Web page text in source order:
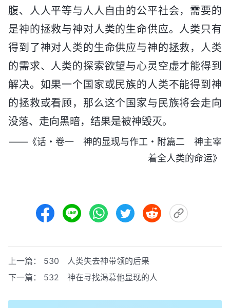
腹、人人平等与人人自由的公平社会，需要的
是神的拯救与神对人类的生命供应。人类只有
得到了神对人类的生命供应与神的拯救，人类
的需求、人类的探索欲望与心灵空虚才能得到
解决。如果一个国家或民族的人类不能得到神
的拯救或看顾，那么这个国家与民族将会走向
没落、走向黑暗，结果是被神毁灭。
——《话・卷一 神的显现与作工・附篇二 神主宰
着全人类的命运》
上一篇： 530 人类失去神带领的后果
下一篇： 532 神在寻找渴慕他显现的人